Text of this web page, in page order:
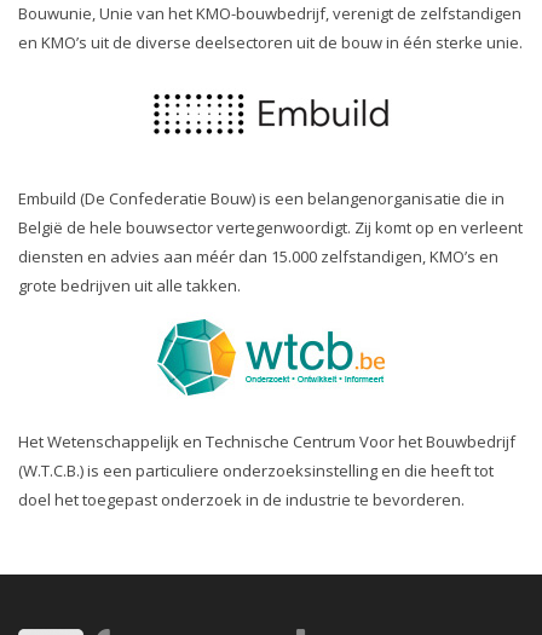
Bouwunie, Unie van het KMO-bouwbedrijf, verenigt de zelfstandigen
en KMO’s uit de diverse deelsectoren uit de bouw in één sterke unie.
Embuild (De Confederatie Bouw) is een belangenorganisatie die in
België de hele bouwsector vertegenwoordigt. Zij komt op en verleent
diensten en advies aan méér dan 15.000 zelfstandigen, KMO’s en
grote bedrijven uit alle takken.
Het Wetenschappelijk en Technische Centrum Voor het Bouwbedrijf
(W.T.C.B.) is een particuliere onderzoeksinstelling en die heeft tot
doel het toegepast onderzoek in de industrie te bevorderen.